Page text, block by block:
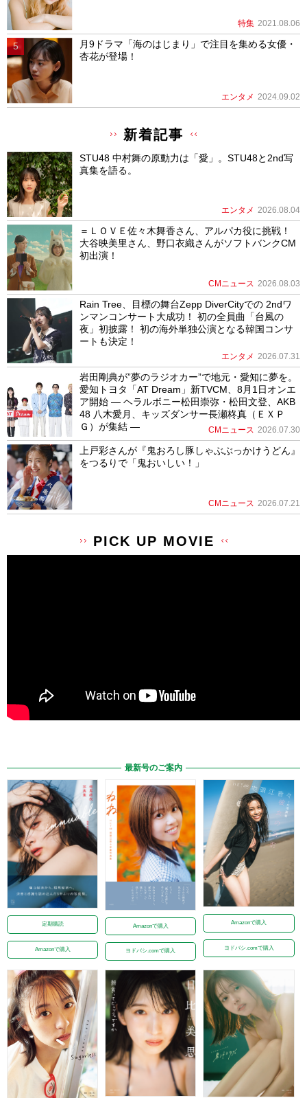
特集 2021.08.06
月9ドラマ「海のはじまり」で注目を集める女優・
杏花が登場！
エンタメ 2024.09.02
新着記事
STU48 中村舞の原動力は「愛」。STU48と2nd写
真集を語る。
エンタメ 2026.08.04
＝ＬＯＶＥ佐々木舞香さん、アルパカ役に挑戦！
大谷映美里さん、野口衣織さんがソフトバンクCM
初出演！
CMニュース 2026.08.03
Rain Tree、目標の舞台Zepp DiverCityでの 2ndワ
ンマンコンサート大成功！ 初の全員曲「台風の
夜」初披露！ 初の海外単独公演となる韓国コンサ
ートも決定！
エンタメ 2026.07.31
岩田剛典が”夢のラジオカー”で地元・愛知に夢を。
愛知トヨタ「AT Dream」新TVCM、8月1日オンエ
ア開始 ― ヘラルボニー松田崇弥・松田文登、AKB
48 八木愛月、キッズダンサー長瀬柊真（ＥＸＰ
Ｇ）が集結 ―
CMニュース 2026.07.30
上戸彩さんが『鬼おろし豚しゃぶぶっかけうどん』
をつるりで「鬼おいしい！」
CMニュース 2026.07.21
PICK UP MOVIE
最新号のご案内
定期購読
Amazonで購入
Amazonで購入
ヨドバシ.comで購入
Amazonで購入
ヨドバシ.comで購入